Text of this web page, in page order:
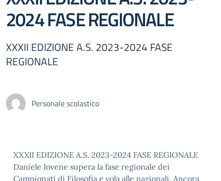
2024 FASE REGIONALE
XXXII EDIZIONE A.S. 2023-2024 FASE
REGIONALE
Personale scolastico
XXXII EDIZIONE A.S. 2023-2024 FASE REGIONALE
Daniele Iovene supera la fase regionale dei
Campionati di Filosofia e vola alle nazionali. Ancora